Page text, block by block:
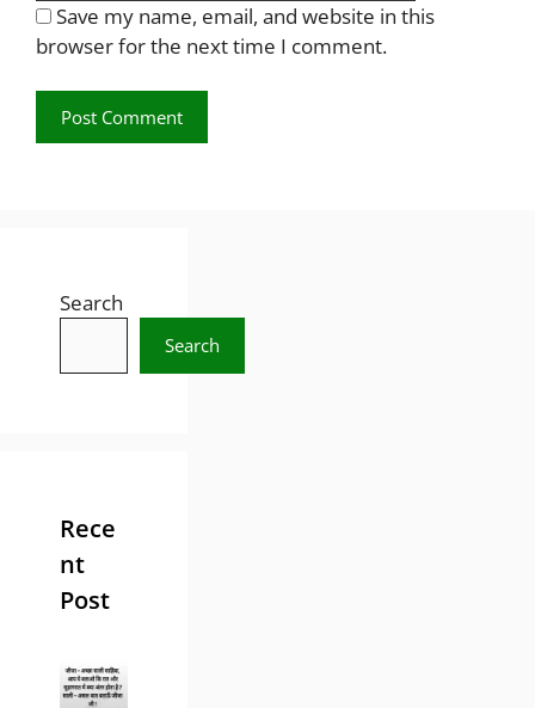
Save my name, email, and website in this
browser for the next time I comment.
Search
Search
Rece
nt
Post